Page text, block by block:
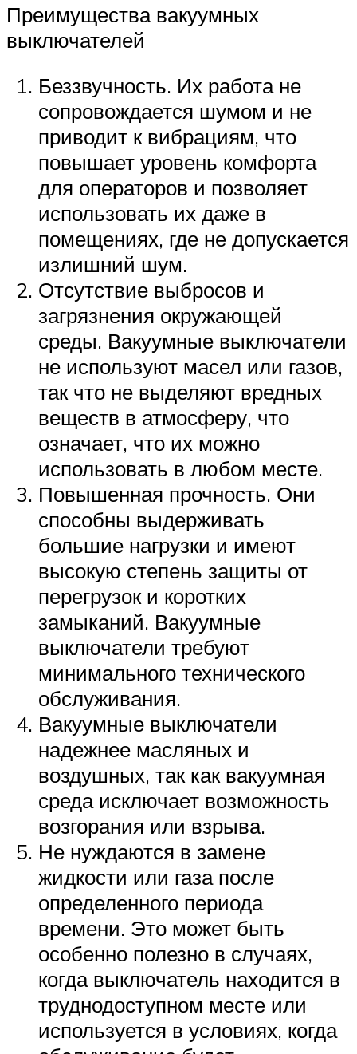
Преимущества вакуумных
выключателей
Беззвучность. Их работа не
сопровождается шумом и не
приводит к вибрациям, что
повышает уровень комфорта
для операторов и позволяет
использовать их даже в
помещениях, где не допускается
излишний шум.
Отсутствие выбросов и
загрязнения окружающей
среды. Вакуумные выключатели
не используют масел или газов,
так что не выделяют вредных
веществ в атмосферу, что
означает, что их можно
использовать в любом месте.
Повышенная прочность. Они
способны выдерживать
большие нагрузки и имеют
высокую степень защиты от
перегрузок и коротких
замыканий. Вакуумные
выключатели требуют
минимального технического
обслуживания.
Вакуумные выключатели
надежнее масляных и
воздушных, так как вакуумная
среда исключает возможность
возгорания или взрыва.
Не нуждаются в замене
жидкости или газа после
определенного периода
времени. Это может быть
особенно полезно в случаях,
когда выключатель находится в
труднодоступном месте или
используется в условиях, когда